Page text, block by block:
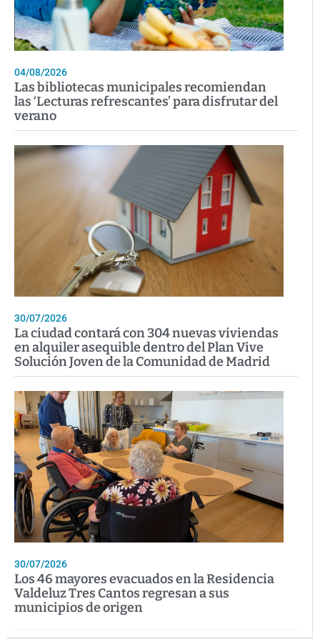
04/08/2026
Las bibliotecas municipales recomiendan
las ‘Lecturas refrescantes’ para disfrutar del
verano
30/07/2026
La ciudad contará con 304 nuevas viviendas
en alquiler asequible dentro del Plan Vive
Solución Joven de la Comunidad de Madrid
30/07/2026
Los 46 mayores evacuados en la Residencia
Valdeluz Tres Cantos regresan a sus
municipios de origen